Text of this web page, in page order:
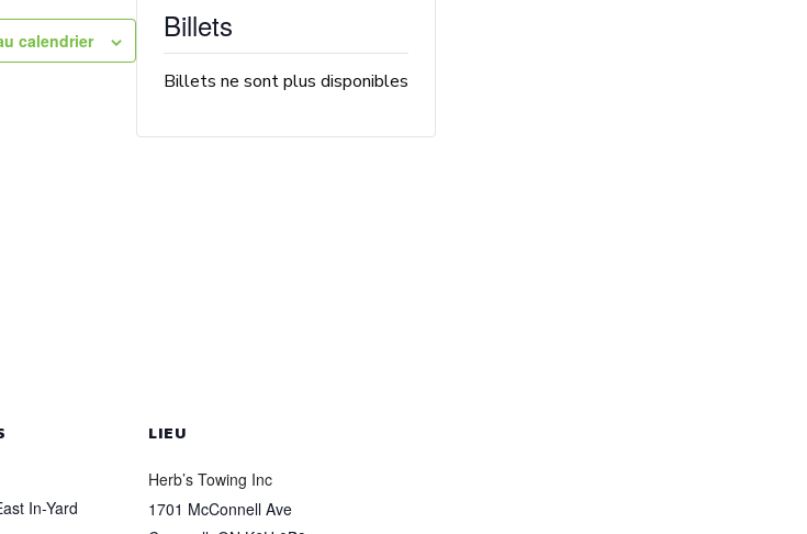
calendrier
In-Yard
LIEU
Herb’s Towing Inc
1701 McConnell Ave
Billets
Billets ne sont plus disponibles